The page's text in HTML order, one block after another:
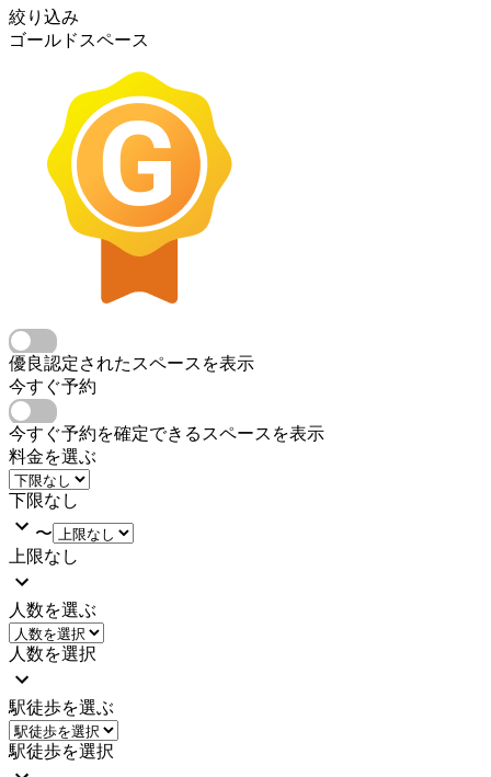
絞り込み
ゴールドスペース
優良認定されたスペースを表示
今すぐ予約
今すぐ予約を確定できるスペースを表示
料金を選ぶ
下限なし
〜
上限なし
人数を選ぶ
人数を選択
駅徒歩を選ぶ
駅徒歩を選択